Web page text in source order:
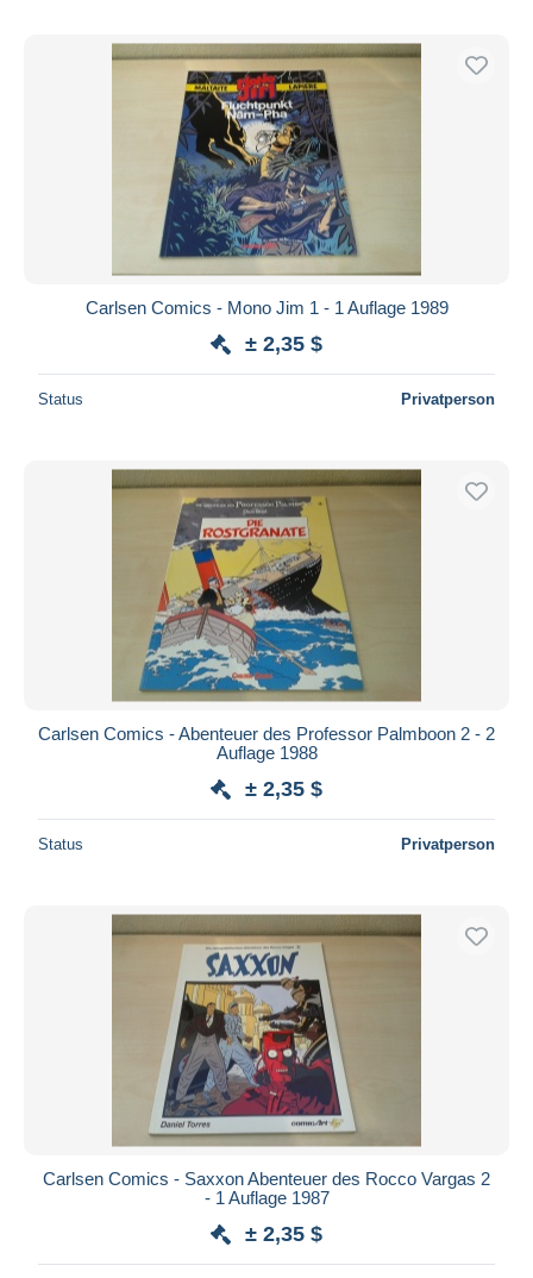
Carlsen Comics - Mono Jim 1 - 1 Auflage 1989
± 2,35 $
Status Privatperson
Carlsen Comics - Abenteuer des Professor Palmboon 2 - 2
Auflage 1988
± 2,35 $
Status Privatperson
Carlsen Comics - Saxxon Abenteuer des Rocco Vargas 2
- 1 Auflage 1987
± 2,35 $